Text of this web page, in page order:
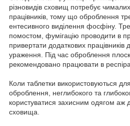
різновидів сховищ потребує чималих
працівників, тому що оброблення
ентесивного виділення фосфіну.
помостом, фумігацію проводити в
привертати додаткових
ураження. Під час оброблення
рекомендовано працювати в
Коли таблетки використовуються
оброблення, неглибокого та
користуватися захисним одягом аж
сховища.